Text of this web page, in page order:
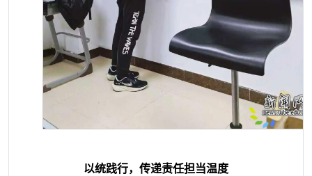
以统践行，传递责任担当温度